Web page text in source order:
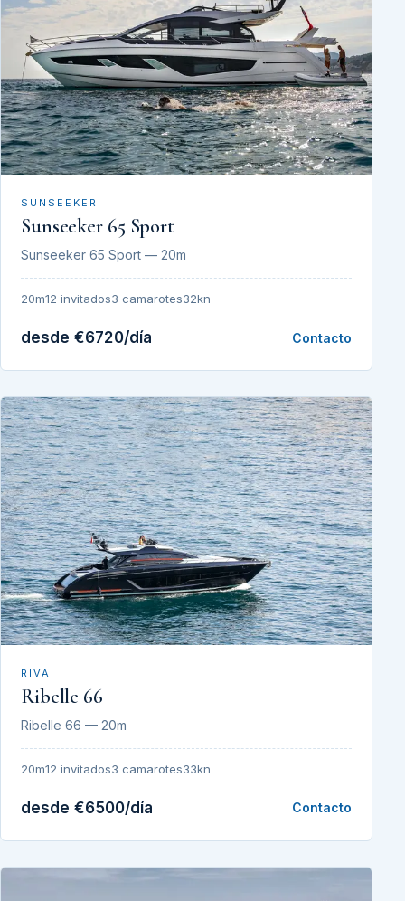
SUNSEEKER
Sunseeker 65 Sport
Sunseeker 65 Sport — 20m
20m12 invitados3 camarotes32kn
desde €6720/día Contacto
RIVA
Ribelle 66
Ribelle 66 — 20m
20m12 invitados3 camarotes33kn
desde €6500/día Contacto